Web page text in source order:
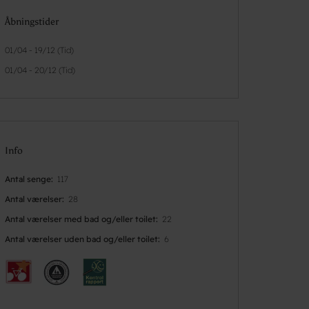
Åbningstider
01/04 - 19/12 (Tid)
01/04 - 20/12 (Tid)
Info
Antal senge
117
Antal værelser
28
Antal værelser med bad og/eller toilet
22
Antal værelser uden bad og/eller toilet
6